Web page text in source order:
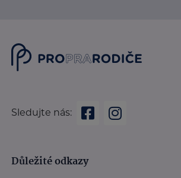
Sledujte nás:
Důležité odkazy